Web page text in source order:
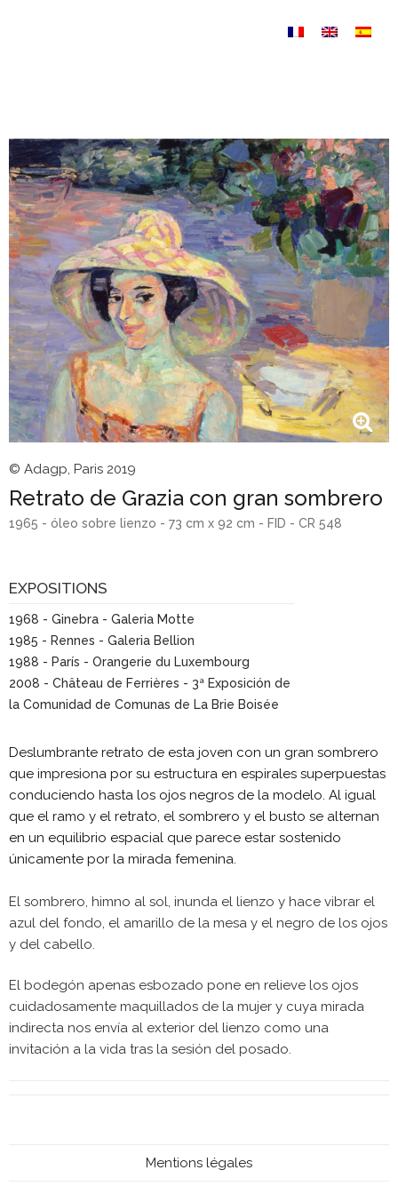
© Adagp, Paris 2019
Retrato de Grazia con gran sombrero
1965 - óleo sobre lienzo - 73 cm x 92 cm - FID - CR 548
EXPOSITIONS
1968 - Ginebra - Galeria Motte
1985 - Rennes - Galeria Bellion
1988 - París - Orangerie du Luxembourg
2008 - Château de Ferrières - 3ª Exposición de
la Comunidad de Comunas de La Brie Boisée
Deslumbrante retrato de esta joven con un gran sombrero
que impresiona por su estructura en espirales superpuestas
conduciendo hasta los ojos negros de la modelo. Al igual
que el ramo y el retrato, el sombrero y el busto se alternan
en un equilibrio espacial que parece estar sostenido
únicamente por la mirada femenina.
El sombrero, himno al sol, inunda el lienzo y hace vibrar el
azul del fondo, el amarillo de la mesa y el negro de los ojos
y del cabello.
El bodegón apenas esbozado pone en relieve los ojos
cuidadosamente maquillados de la mujer y cuya mirada
indirecta nos envía al exterior del lienzo como una
invitación a la vida tras la sesión del posado.
Mentions légales